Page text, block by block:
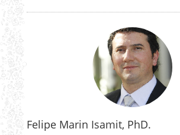
Felipe Marin Isamit, PhD.